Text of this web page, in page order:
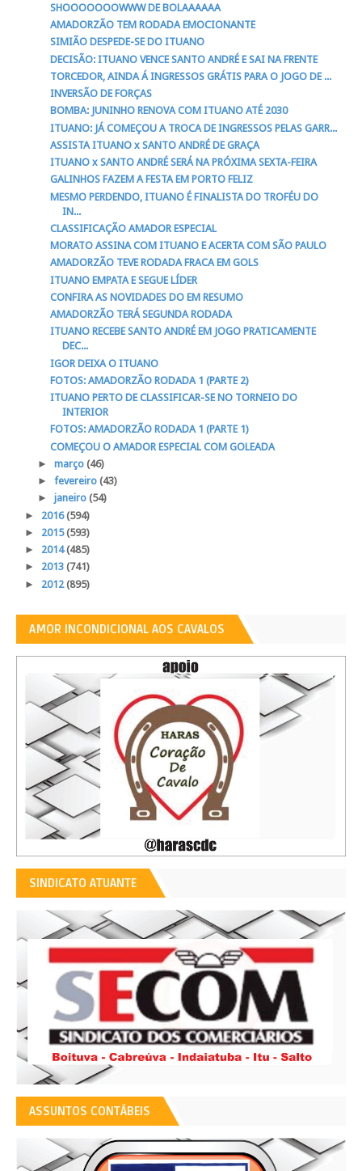
SHOOOOOOOWWW DE BOLAAAAAA
AMADORZÃO TEM RODADA EMOCIONANTE
SIMIÃO DESPEDE-SE DO ITUANO
DECISÃO: ITUANO VENCE SANTO ANDRÉ E SAI NA FRENTE
TORCEDOR, AINDA Á INGRESSOS GRÁTIS PARA O JOGO DE ...
INVERSÃO DE FORÇAS
BOMBA: JUNINHO RENOVA COM ITUANO ATÉ 2030
ITUANO: JÁ COMEÇOU A TROCA DE INGRESSOS PELAS GARR...
ASSISTA ITUANO x SANTO ANDRÉ DE GRAÇA
ITUANO x SANTO ANDRÉ SERÁ NA PRÓXIMA SEXTA-FEIRA
GALINHOS FAZEM A FESTA EM PORTO FELIZ
MESMO PERDENDO, ITUANO É FINALISTA DO TROFÉU DO
IN...
CLASSIFICAÇÃO AMADOR ESPECIAL
MORATO ASSINA COM ITUANO E ACERTA COM SÃO PAULO
AMADORZÃO TEVE RODADA FRACA EM GOLS
ITUANO EMPATA E SEGUE LÍDER
CONFIRA AS NOVIDADES DO EM RESUMO
AMADORZÃO TERÁ SEGUNDA RODADA
ITUANO RECEBE SANTO ANDRÉ EM JOGO PRATICAMENTE
DEC...
IGOR DEIXA O ITUANO
FOTOS: AMADORZÃO RODADA 1 (PARTE 2)
ITUANO PERTO DE CLASSIFICAR-SE NO TORNEIO DO
INTERIOR
FOTOS: AMADORZÃO RODADA 1 (PARTE 1)
COMEÇOU O AMADOR ESPECIAL COM GOLEADA
► março (46)
► fevereiro (43)
► janeiro (54)
► 2016(594)
► 2015(593)
► 2014(485)
► 2013 (741)
► 2012(895)
AMOR INCONDICIONAL AOS CAVALOS
SINDICATO ATUANTE
ASSUNTOS CONTÁBEIS